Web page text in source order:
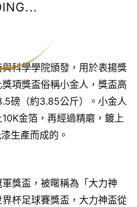
科學學院頒發，用於表揚獎
項獎盃俗稱小金人，獎盃高
磅（約3.85公斤）。小金人
金箔，再經過精磨，鍍上
生產而成的。
獎盃，被暱稱為「大力神
杯足球賽獎盃，大力神盃從